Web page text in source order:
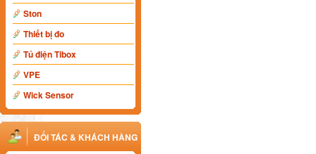
Ston
Thiết bị đo
Tủ điện Tibox
VPE
Wick Sensor
ĐỐI TÁC & KHÁCH HÀNG